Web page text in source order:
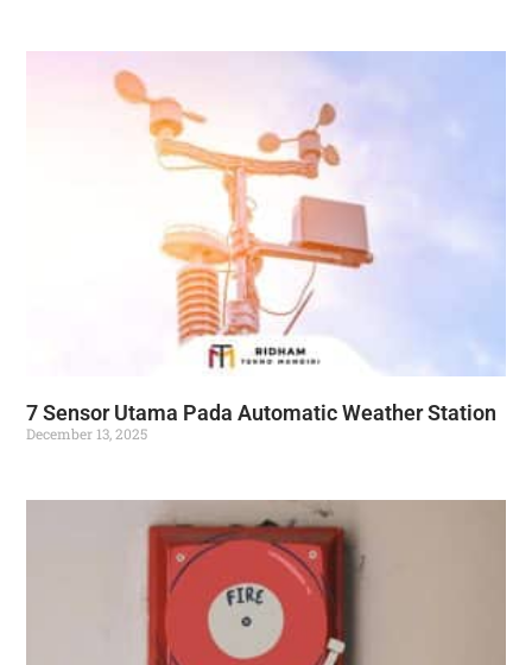
7 Sensor Utama Pada Automatic Weather Station
December 13, 2025